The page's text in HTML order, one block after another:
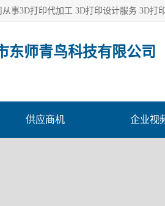
东师青鸟科技有限公司
供应商机 企业视